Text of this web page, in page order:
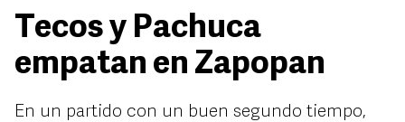
Tecos y Pachuca
empatan en Zapopan
En un partido con un buen segundo tiempo,